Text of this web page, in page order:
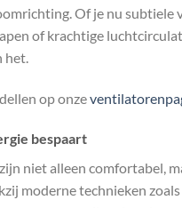
Of je nu subtiele
of krachtige
het.
op onze
bespaart
niet alleen comfortabel,
moderne technieken zoals